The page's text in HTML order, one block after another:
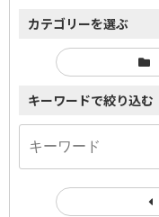
カテゴリーを選ぶ
キーワードで絞り込む